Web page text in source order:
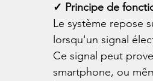
✓ Principe de
Le système repose
lorsqu'un signal
Ce signal peut
smartphone, ou